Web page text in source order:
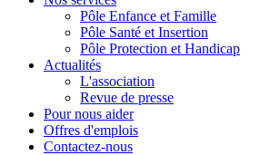
Pôle Enfance et Famille
Pôle Santé et Insertion
Pôle Protection et Handicap
Actualités
L'association
Revue de presse
Pour nous aider
Offres d'emplois
Contactez-nous